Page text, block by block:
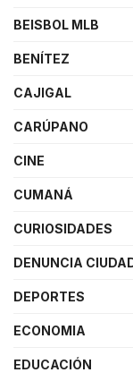
BEISBOL MLB
BENÍTEZ
CAJIGAL
CARÚPANO
CINE
CUMANÁ
CURIOSIDADES
DENUNCIA
DEPORTES
ECONOMIA
EDUCACIÓN